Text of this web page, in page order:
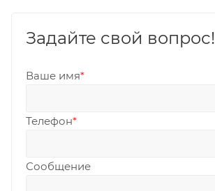
Задайте свой вопрос!
Ваше имя*
Телефон*
Сообщение